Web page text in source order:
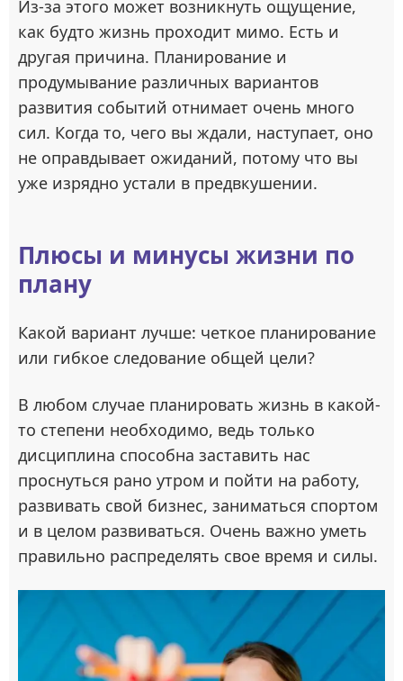
Из-за этого может возникнуть ощущение,
как будто жизнь проходит мимо. Есть и
другая причина. Планирование и
продумывание различных вариантов
развития событий отнимает очень много
сил. Когда то, чего вы ждали, наступает, оно
не оправдывает ожиданий, потому что вы
уже изрядно устали в предвкушении.
Плюсы и минусы жизни по
плану
Какой вариант лучше: четкое планирование
или гибкое следование общей цели?
В любом случае планировать жизнь в какой-
то степени необходимо, ведь только
дисциплина способна заставить нас
проснуться рано утром и пойти на работу,
развивать свой бизнес, заниматься спортом
и в целом развиваться. Очень важно уметь
правильно распределять свое время и силы.